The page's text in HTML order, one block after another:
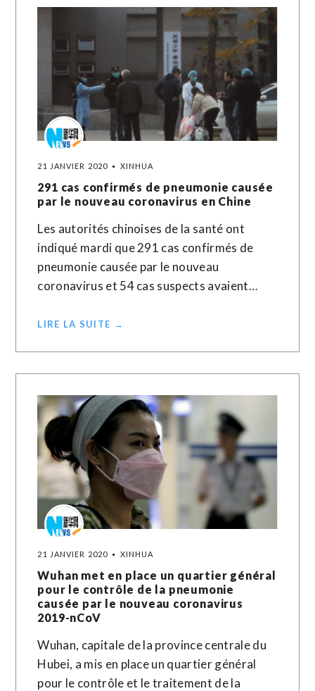
21 JANVIER 2020 XINHUA
291 cas confirmés de pneumonie causée
par le nouveau coronavirus en Chine
Les autorités chinoises de la santé ont
indiqué mardi que 291 cas confirmés de
pneumonie causée par le nouveau
coronavirus et 54 cas suspects avaient…
LIRE LA SUITE →
21 JANVIER 2020 XINHUA
Wuhan met en place un quartier général
pour le contrôle de la pneumonie
causée par le nouveau coronavirus
2019-nCoV
Wuhan, capitale de la province centrale du
Hubei, a mis en place un quartier général
pour le contrôle et le traitement de la